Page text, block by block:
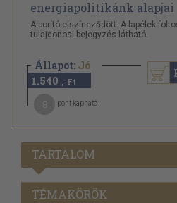
A borító elszíneződött. A lapélek
tulajdonosi bejegyzés látható.
Állapot: Jó
1.540 ,-Ft
pont kapható
TARTALOM
TÉMAKÖRÖK